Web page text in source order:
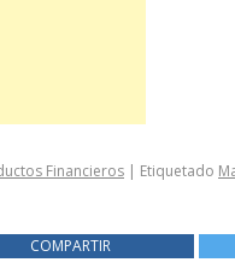
Financieros | Etiquetado
COMPARTIR